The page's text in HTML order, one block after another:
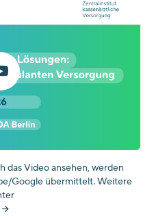
das Video ansehen, werden
Google übermittelt. Weitere